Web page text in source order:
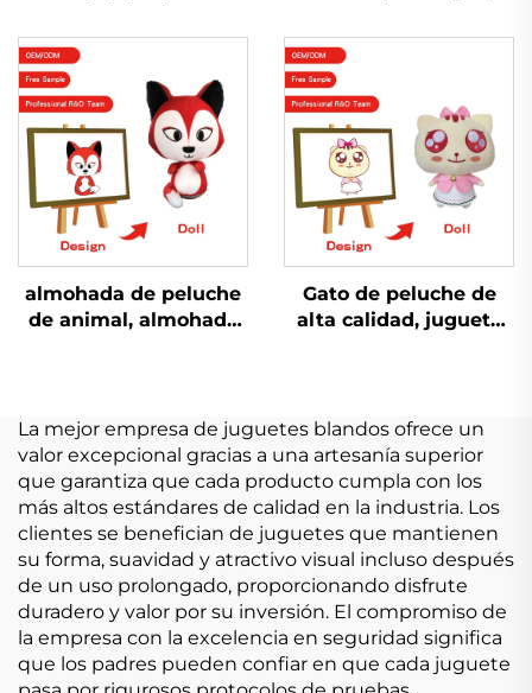
bajo pedido mínimo
de peluche
personalizado, juguete
de animal, juguetes de
peluche suaves
almohada de peluche
de animal, almohada
peluche de animal,
zorro de peluche
Gato de peluche de
alta calidad, juguete
La mejor empresa de juguetes blandos ofrece un
valor excepcional gracias a una artesanía superior
que garantiza que cada producto cumpla con los
más altos estándares de calidad en la industria. Los
clientes se benefician de juguetes que mantienen
su forma, suavidad y atractivo visual incluso después
de un uso prolongado, proporcionando disfrute
duradero y valor por su inversión. El compromiso de
la empresa con la excelencia en seguridad significa
que los padres pueden confiar en que cada juguete